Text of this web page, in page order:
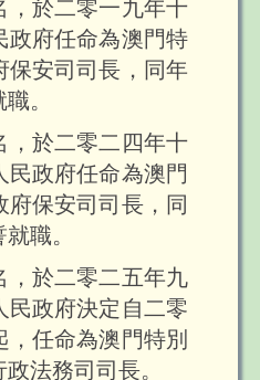
，於二零一九年十
政府任命為澳門特
保安司司長，同年
。
，於二零二四年十
民政府任命為澳門
保安司司長，同
職。
，於二零二五年九
民政府決定自二零
任命為澳門特別
法務司司長。